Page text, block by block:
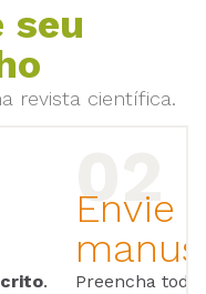
seu
revista científica.
.
Envie
Preencha